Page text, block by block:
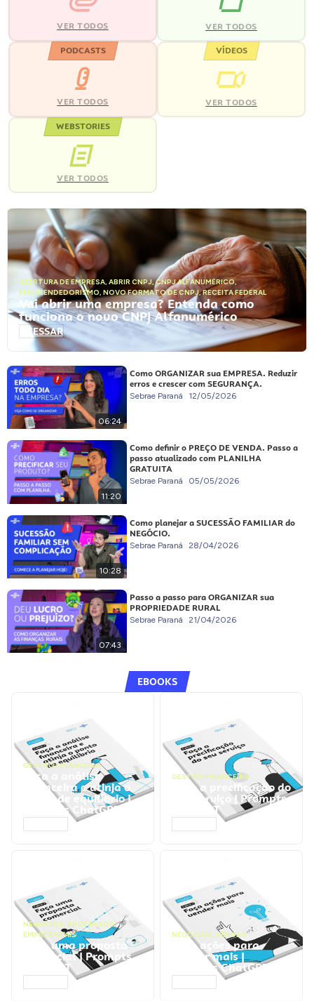
VER TODOS VER TODOS
PODCASTS
VER TODOS
VÍDEOS
VER TODOS
WEBSTORIES
VER TODOS
ABERTURA DE EMPRESA, ABRIR CNPJ,CNPJ ALFANUMÉRICO,
EMPREENDEDORISMO, NOVO FORMATO DE CNPJ,RECEITA FEDERAL
Vai abrir uma empresa? Entenda como
funciona o novo CNPJ Alfanumérico
ACESSAR
06:24
Como ORGANIZAR sua EMPRESA. Reduzir
erros e crescer com SEGURANÇA.
Sebrae Paraná 12/05/2026
11:20
Como definir o PREÇO DE VENDA. Passo a
passo atualizado com PLANILHA
GRATUITA
Sebrae Paraná 05/05/2026
10:28
Como planejar a SUCESSÃO FAMILIAR do
NEGÓCIO.
Sebrae Paraná 28/04/2026
07:43
Passo a passo para ORGANIZAR sua
PROPRIEDADE RURAL
Sebrae Paraná 21/04/2026
EBOOKS
GESTÃO FINANCEIRA
Faça a análise
financeira e atinja o
ponto de equilíbrio |
Prompts ChatGPT
GESTÃO FINANCEIRA
Faça a precificação do
seu serviço | Prompts
ChatGPT
NEGÓCIOS, PROCESSOS
EMPRESARIAIS
Faça uma proposta
comercial | Prompts
ChatGPT
NEGÓCIOS, VENDAS
Faça ações para
vender mais |
Prompts ChatGPT